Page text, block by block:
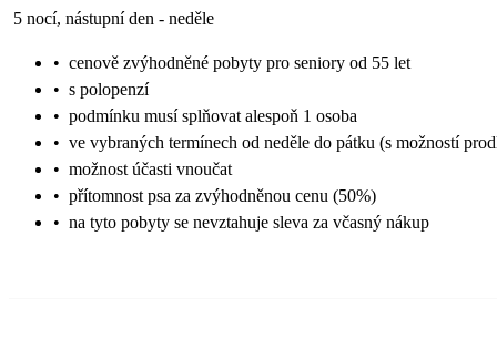
5 nocí, nástupní den - neděle
• cenově zvýhodněné pobyty pro seniory od 55 let
• s polopenzí
• podmínku musí splňovat alespoň 1 osoba
• ve vybraných termínech od neděle do pátku (s možností
• možnost účasti vnoučat
• přítomnost psa za zvýhodněnou cenu (50%)
• na tyto pobyty se nevztahuje sleva za včasný nákup